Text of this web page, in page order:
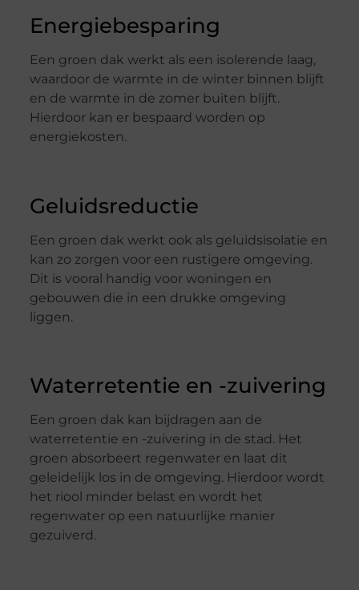
Energiebesparing
Een groen dak werkt als een isolerende laag,
waardoor de warmte in de winter binnen blijft
en de warmte in de zomer buiten blijft.
Hierdoor kan er bespaard worden op
energiekosten.
Geluidsreductie
Een groen dak werkt ook als geluidsisolatie en
kan zo zorgen voor een rustigere omgeving.
Dit is vooral handig voor woningen en
gebouwen die in een drukke omgeving
liggen.
Waterretentie en -zuivering
Een groen dak kan bijdragen aan de
waterretentie en -zuivering in de stad. Het
groen absorbeert regenwater en laat dit
geleidelijk los in de omgeving. Hierdoor wordt
het riool minder belast en wordt het
regenwater op een natuurlijke manier
gezuiverd.